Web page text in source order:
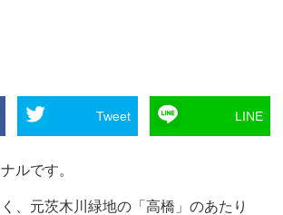
Tweet LINE
ルです。
、元茨木川緑地の「高橋」のあたり